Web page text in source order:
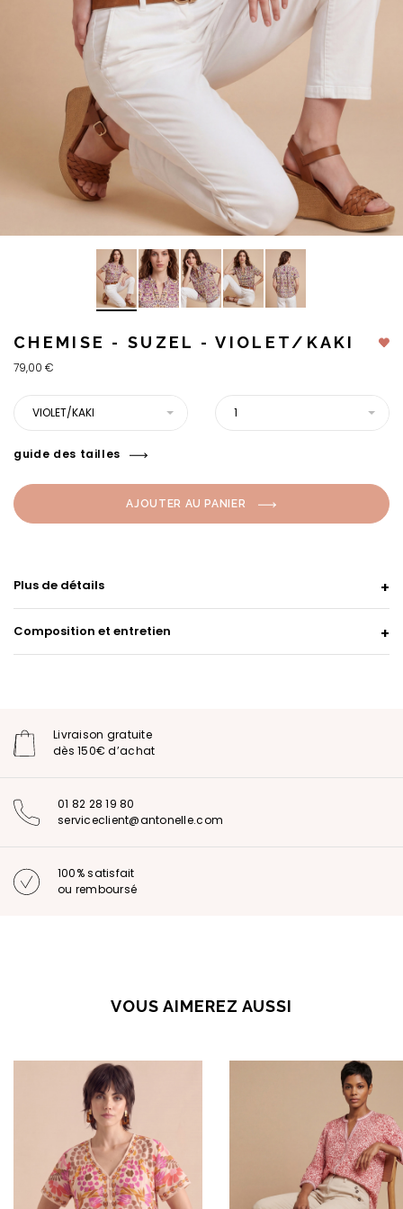
CHEMISE - SUZEL - VIOLET/KAKI
79,00 €
VIOLET/KAKI 1
guide des tailles
AJOUTER AU PANIER
Plus de détails
Composition et entretien
Livraison gratuite
dès 150€ d’achat
01 82 28 19 80
serviceclient@antonelle.com
100% satisfait
ou remboursé
VOUS AIMEREZ AUSSI